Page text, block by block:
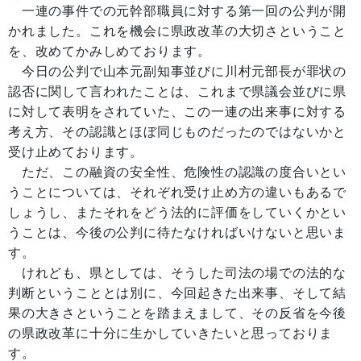
一連の事件での元幹部職員に対する第一回の公判が開
かれました。これを機会に県政改革の大切さということ
を、改めてかみしめております。
今日の公判で山本元副知事並びに川村元部長が罪状の
認否に関して言われたことは、これまで県議会並びに県
に対して表明をされていた、この一連の出来事に対する
考え方、その認識とほぼ同じものだったのではないかと
受け止めております。
ただ、この融資の安全性、危険性の認識の度合いとい
うことについては、それぞれ受け止め方の違いもあるで
しょうし、またそれをどう法的に評価をしていくかとい
うことは、今後の公判に待たなければいけないと思いま
す。
けれども、県としては、そうした司法の場での法的な
判断ということとは別に、今回起きた出来事、そして結
果の大きさということを踏まえまして、その反省を今後
の県政改革に十分に生かしていきたいと思っておりま
す。